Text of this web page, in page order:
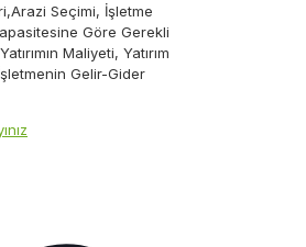
Seçimi, İşletme
Göre Gerekli
Maliyeti, Yatırım
Gelir-Gider